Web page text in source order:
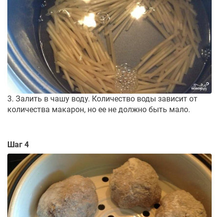
3. Залить в чашу воду. Количество воды зависит от
количества макарон, но ее не должно быть мало.
Шаг 4